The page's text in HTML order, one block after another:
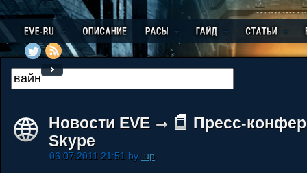
Новости EVE
Пресс-
Skype
06.07.2011 21:51 by .up